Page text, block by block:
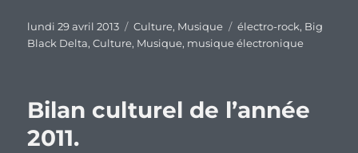
Publié
le
lundi 29 avril 2013 Catégories
Culture, Musique Étiquettes
électro-rock, Big
Black Delta,Culture, Musique, musique électronique
Bilan culturel de l’année
2011.